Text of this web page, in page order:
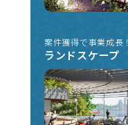
案件獲得で事業成長！
ランドスケープ